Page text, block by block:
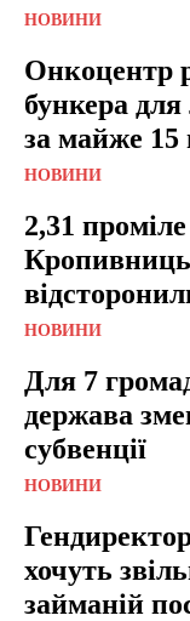
НОВИНИ
Онкоцентр
бункера
за майже 15
НОВИНИ
2,31
НОВИНИ
Для 7
держава
субвенції
НОВИНИ
хочуть
займаній